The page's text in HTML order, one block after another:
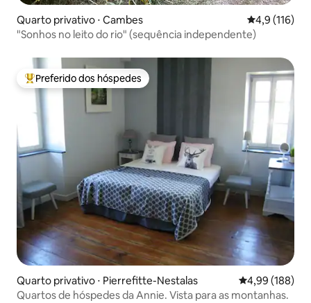
Quarto privativo ⋅ Cambes 4,9 de uma
4,9 (116)
"Sonhos no leito do rio" (sequência independente)
Entre os melhores preferidos dos hóspedes
Preferido dos hóspedes
Quarto privativo ⋅ Pierrefitte-Nestalas 4,99 de uma
4,99 (188)
Quartos de hóspedes da Annie. Vista para as montanhas.